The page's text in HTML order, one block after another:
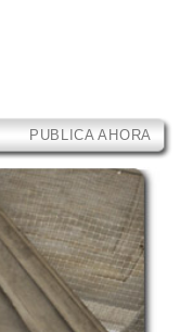
PUBLICA AHORA